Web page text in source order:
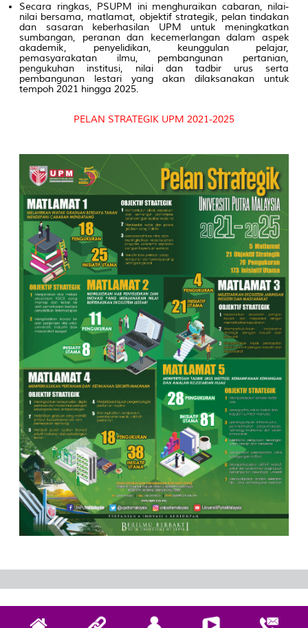
Secara ringkas, PSUPM ini menghuraikan cabaran, nilai-
nilai bersama, matlamat, objektif strategik, pelan tindakan
dan sasaran keberhasilan UPM untuk meningkatkan
sumbangan, peranan dan kecemerlangan dalam aspek
akademik, penyelidikan, keunggulan pelajar,
pemasyarakatan ilmu, pembangunan pertanian,
pengukuhan institusi, nilai dan tadbir urus serta
pembangunan lestari yang akan dilaksanakan untuk
tempoh 2021 hingga 2025.
PELAN STRATEGIK UPM 2021-2025